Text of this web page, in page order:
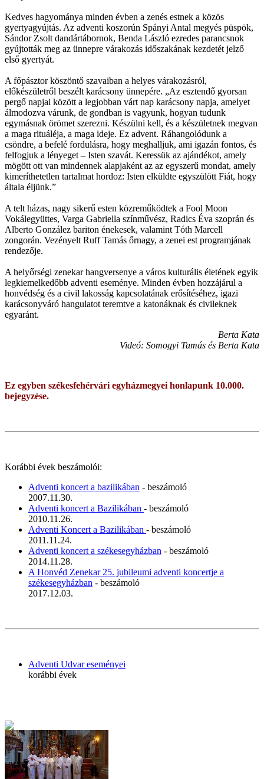
Kedves hagyománya minden évben a zenés estnek a közös
gyertyagyújtás. Az adventi koszorún Spányi Antal megyés püspök,
Sándor Zsolt dandártábornok, Benda László ezredes parancsnok
gyújtották meg az ünnepre várakozás időszakának kezdetét jelző
első gyertyát.
A főpásztor köszöntő szavaiban a helyes várakozásról,
előkészületről beszélt karácsony ünnepére. „Az esztendő gyorsan
pergő napjai között a legjobban várt nap karácsony napja, amelyet
álmodozva várunk, de gondban is vagyunk, hogyan tudunk
egymásnak örömet szerezni. Készülni kell, és a készületnek megvan
a maga rituáléja, a maga ideje. Ez advent. Ráhangolódunk a
csöndre, a befelé fordulásra, hogy meghalljuk, ami igazán fontos, és
felfogjuk a lényeget – Isten szavát. Keressük az ajándékot, amely
mögött ott van mindennek alapjaként az az egyszerű mondat, amely
kimeríthetetlen tartalmat hordoz: Isten elküldte egyszülött Fiát, hogy
általa éljünk.”
A telt házas, nagy sikerű esten közreműködtek a Fool Moon
Vokálegyüttes, Varga Gabriella színművész, Radics Éva szoprán és
Alberto González bariton énekesek, valamint Tóth Marcell
zongorán. Vezényelt Ruff Tamás őrnagy, a zenei est programjának
rendezője.
A helyőrségi zenekar hangversenye a város kulturális életének egyik
legkiemelkedőbb adventi eseménye. Minden évben hozzájárul a
honvédség és a civil lakosság kapcsolatának erősítéséhez, igazi
karácsonyváró hangulatot teremtve a katonáknak és civileknek
egyaránt.
Berta Kata
Videó: Somogyi Tamás és Berta Kata
Ez egyben székesfehérvári egyházmegyei honlapunk 10.000.
bejegyzése.
Korábbi évek beszámolói:
Adventi koncert a bazilikában - beszámoló
2007.11.30.
Adventi koncert a Bazilikában - beszámoló
2010.11.26.
Adventi Koncert a Bazilikában - beszámoló
2011.11.24.
Adventi koncert a székesegyházban - beszámoló
2014.11.28.
A Honvéd Zenekar 25. jubileumi adventi koncertje a
székesegyházban - beszámoló
2017.12.03.
Adventi Udvar eseményei
korábbi évek